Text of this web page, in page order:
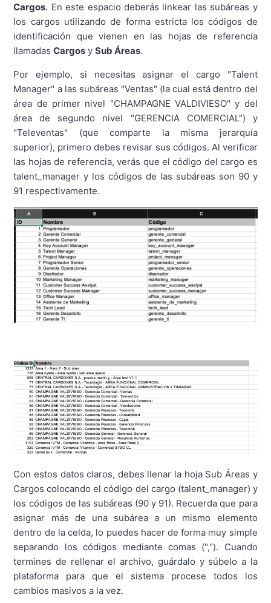
Cargos. En este espacio deberás linkear las subáreas y
los cargos utilizando de forma estricta los códigos de
identificación que vienen en las hojas de referencia
llamadasCargos ySub Áreas.
Por ejemplo, si necesitas asignar el cargo "Talent
Manager" a las subáreas "Ventas" (la cual está dentro del
área de primer nivel "CHAMPAGNE VALDIVIESO" y del
área de segundo nivel "GERENCIA COMERCIAL") y
"Televentas" (que comparte la misma jerarquía
superior), primero debes revisar sus códigos. Al verificar
las hojas de referencia, verás que el código del cargo es
talent_manager y los códigos de las subáreas son 90 y
91 respectivamente.
Con estos datos claros, debes llenar la hoja Sub Áreas y
Cargos colocando el código del cargo (talent_manager) y
los códigos de las subáreas (90 y 91). Recuerda que para
asignar más de una subárea a un mismo elemento
dentro de la celda, lo puedes hacer de forma muy simple
separando los códigos mediante comas (","). Cuando
termines de rellenar el archivo, guárdalo y súbelo a la
plataforma para que el sistema procese todos los
cambios masivos a la vez.